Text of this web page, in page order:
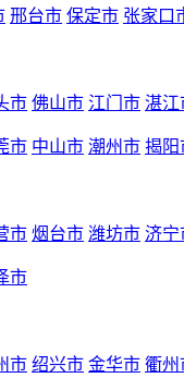
邢台市 保定市 张家口
市 佛山市 江门市 湛江
市 中山市 潮州市 揭阳
市 烟台市 潍坊市 济宁
市
市 绍兴市 金华市 衢州